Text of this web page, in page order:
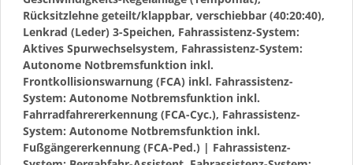
Rücksitzlehne geteilt/klappbar, verschiebbar (40:20:40),
Lenkrad (Leder) 3-Speichen, Fahrassistenz-System:
Aktives Spurwechselsystem, Fahrassistenz-System:
Autonome Notbremsfunktion inkl.
Frontkollisionswarnung (FCA) inkl. Fahrassistenz-
System: Autonome Notbremsfunktion inkl.
Fahrradfahrererkennung (FCA-Cyc.), Fahrassistenz-
System: Autonome Notbremsfunktion inkl.
Fußgängererkennung (FCA-Ped.) | Fahrassistenz-